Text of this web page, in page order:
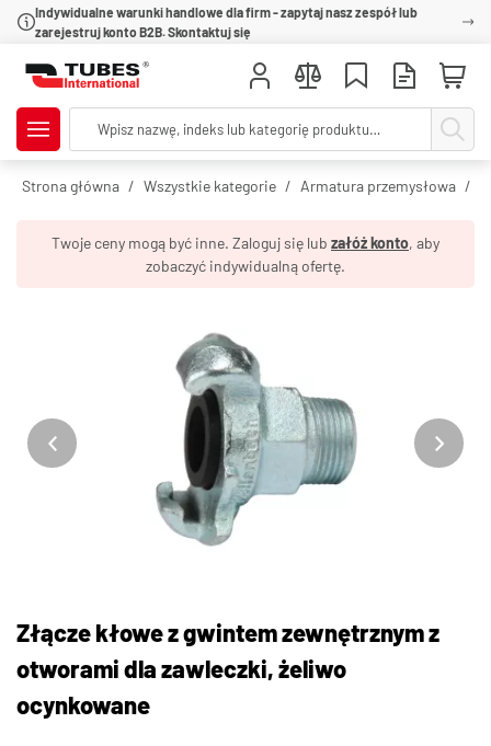
Indywidualne warunki handlowe dla firm - zapytaj nasz zespół lub
zarejestruj konto B2B. Skontaktuj się
Strona główna Wszystkie kategorie Armatura przemysłowa
Twoje ceny mogą być inne. Zaloguj się lub załóż konto, aby
zobaczyć indywidualną ofertę.
Złącze kłowe z gwintem zewnętrznym z
otworami dla zawleczki, żeliwo
ocynkowane